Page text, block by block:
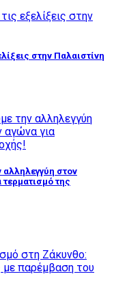
στην Παλαιστίνη
στον
τερματισμό της